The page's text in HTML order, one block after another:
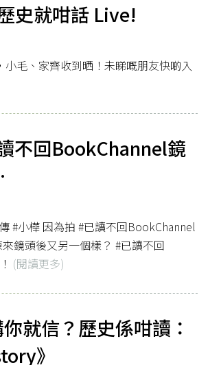
史就咁話 Live!
毛、家齊收到晒！未睇嘅朋友快啲入
不回BookChannel鏡
#小樺 因為拍 #已讀不回BookChannel
鏡頭後又另一個樣？ #已讀不回
(閱讀更多)
就信？歷史係咁讀：
》